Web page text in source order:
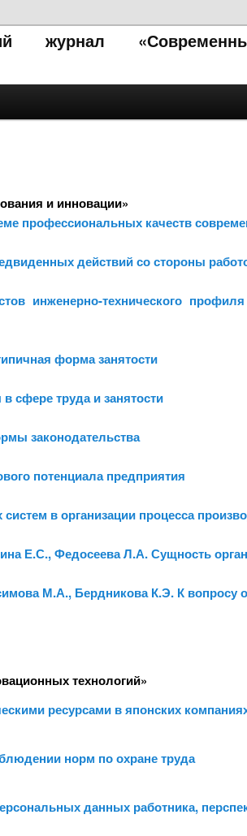
журнал
и инновации»
профессиональных качеств
действий со стороны
инженерно-технического
форма занятости
сфере труда и занятости
законодательства
потенциала предприятия
в организации процесса
Е.С., Федосеева Л.А. Сущность
М.А., Бердникова К.Э. К вопросу
технологий»
ресурсами в японских
норм по охране труда
данных работника,